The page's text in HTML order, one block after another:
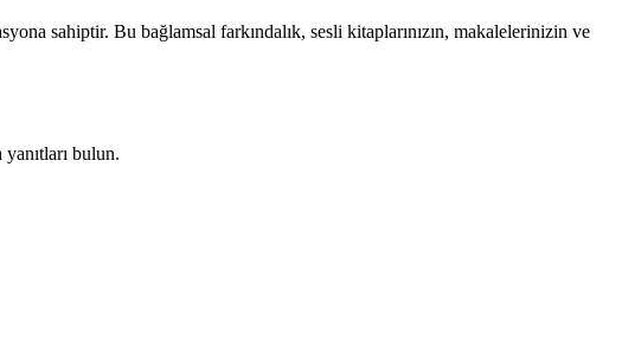
sahiptir. Bu bağlamsal farkındalık, sesli kitaplarınızın, makalelerinizin ve
bulun.